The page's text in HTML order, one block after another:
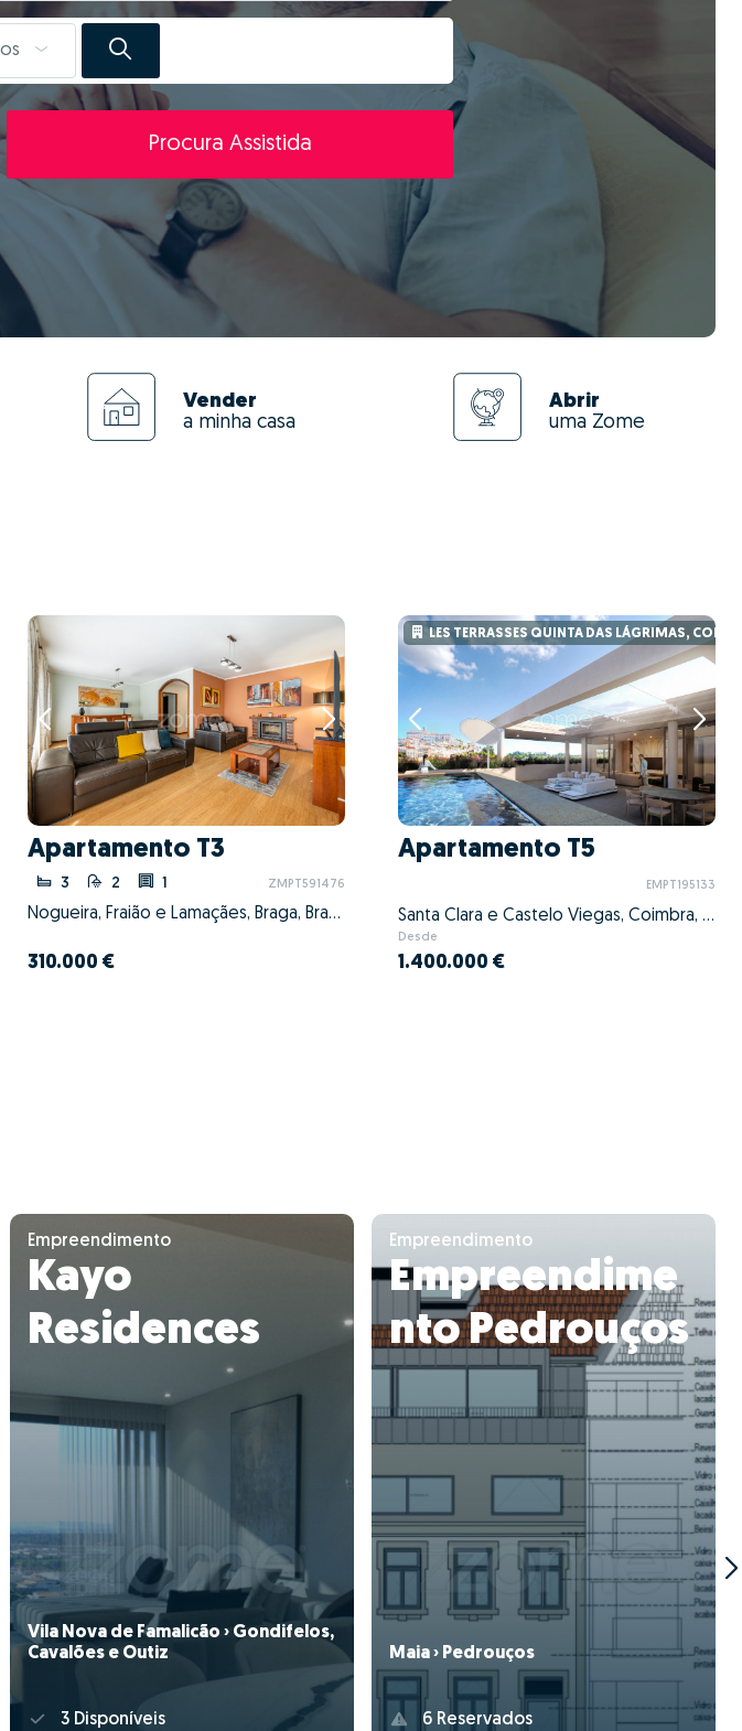
Procura Assistida
Vender
a minha casa
Abrir
uma Zome
Apartamento T3
3 2 1 ZMPT591476
Nogueira, Fraião e Lamaçães, Braga, Braga
310.000 €
LES TERRASSES QUINTA DAS LÁGRIMAS,
Apartamento T5
EMPT195133
Santa Clara e Castelo Viegas, Coimbra, Coimbra
Desde
1.400.000 €
Empreendimento
Kayo
Residences
Vila Nova de Famalicão › Gondifelos,
Cavalões e Outiz
3 Disponíveis
Empreendimento
Empreendime
nto Pedrouços
Maia › Pedrouços
6 Reservados